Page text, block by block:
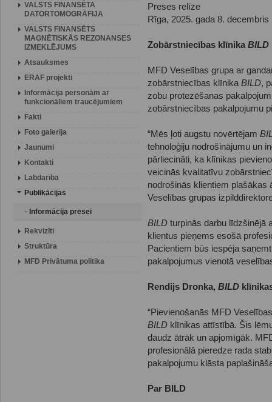
VALSTS FINANSĒTA
DATORTOMOGRĀFIJA
VALSTS FINANSĒTS
MAGNĒTISKĀS REZONANSES
IZMEKLĒJUMS
Atsauksmes
ERAF projekti
Informācija personām ar
funkcionāliem traucējumiem
Fakti
Foto galerija
Jaunumi
Kontakti
Labdarība
Publikācijas
Informācija presei
Rekvizīti
Struktūra
MFD Privātuma politika
Preses relīze
Rīga, 2025. gada 8. decembris
Zobārstniecības klīnika BILD
MFD Veselības grupa ar
zobārstniecības klīnika BILD,
zobu protezēšanas
zobārstniecības pakalpojumu
“Mēs ļoti augstu novērtējam
tehnoloģiju nodrošinājumu un
pārliecināti, ka klīnikas
veicinās kvalitatīvu
nodrošinās klientiem plašākas
Veselības grupas
BILD turpinās darbu līdzšinējā
klientus pieņems esošā
Pacientiem būs iespēja
pakalpojumus vienotā
Rendijs Dronka, BILD
“Pievienošanās MFD
BILD klīnikas attīstībā. Šis
daudz ātrāk un apjomīgāk.
profesionālā pieredze rada
pakalpojumu klāsta
Par BILD